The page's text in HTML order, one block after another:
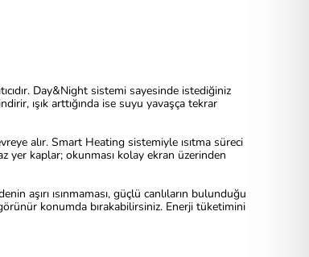
Day&Night sistemi sayesinde istediğiniz
ışık arttığında ise suyu yavaşça tekrar
alır. Smart Heating sistemiyle ısıtma süreci
yer kaplar; okunması kolay ekran üzerinden
aşırı ısınmaması, güçlü canlıların bulunduğu
konumda bırakabilirsiniz. Enerji tüketimini